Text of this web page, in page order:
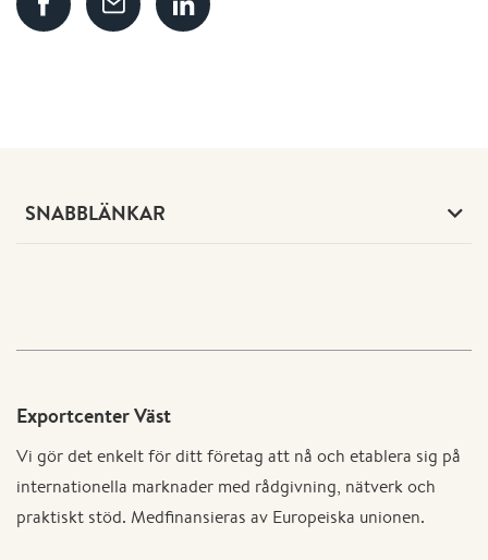
SNABBLÄNKAR
Exportcenter Väst
Vi gör det enkelt för ditt företag att nå och etablera sig på
internationella marknader med rådgivning, nätverk och
praktiskt stöd. Medfinansieras av Europeiska unionen.